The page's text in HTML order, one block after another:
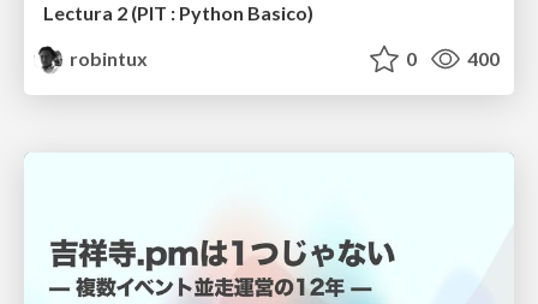
Lectura 2 (PIT : Python Basico)
robintux
0 400